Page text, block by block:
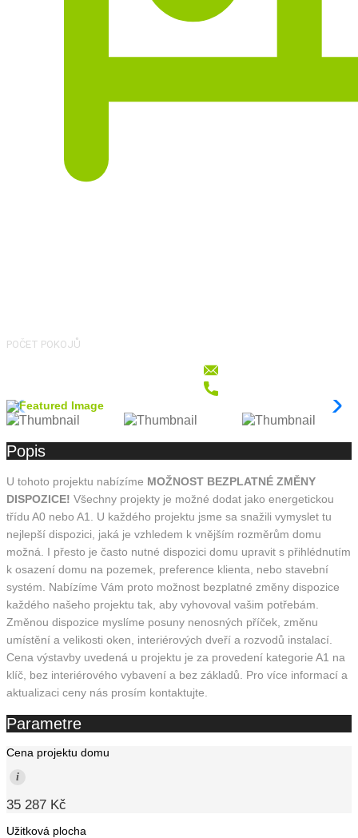
POČET POKOJŮ
Popis
U tohoto projektu nabízíme MOŽNOST BEZPLATNÉ ZMĚNY
DISPOZICE! Všechny projekty je možné dodat jako energetickou
třídu A0 nebo A1. U každého projektu jsme sa snažili vymyslet tu
nejlepší dispozici, jaká je vzhledem k vnějším rozměrům domu
možná. I přesto je často nutné dispozici domu upravit s přihlédnutím
k osazení domu na pozemek, preference klienta, nebo stavební
systém. Nabízíme Vám proto možnost bezplatné změny dispozice
každého našeho projektu tak, aby vyhovoval vašim potřebám.
Změnou dispozice myslíme posuny nenosných příček, změnu
umístění a velikosti oken, interiérových dveří a rozvodů instalací.
Cena výstavby uvedená u projektu je za provedení kategorie A1 na
klíč, bez interiérového vybavení a bez základů. Pro více informací a
aktualizaci ceny nás prosím kontaktujte.
Parametre
Cena projektu domu
i
35 287 Kč
Užitková plocha